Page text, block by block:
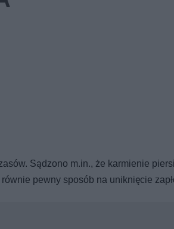
Sądzono m.in., że karmienie
pewny sposób na uniknięcie